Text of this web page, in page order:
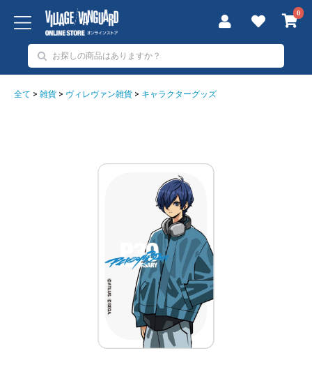
0
全て > 雑貨 > ヴィレヴァン雑貨 > キャラクターグッズ